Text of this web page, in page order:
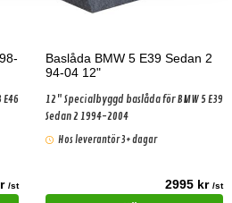
/st
Baslåda BMW 5 E39 Sedan 2
94-04 12"
12" Specialbyggd baslåda för BMW 5 E39
Sedan 2 1994-2004
Hos leverantör 3+ dagar
2995 kr /st